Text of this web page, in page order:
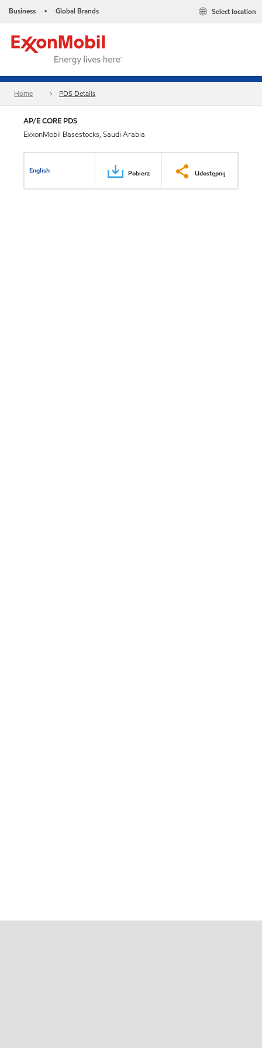
Business • Global Brands Select location
Home PDS Details
AP/E CORE PDS
ExxonMobil Basestocks, Saudi Arabia
English Pobierz Udostępnij